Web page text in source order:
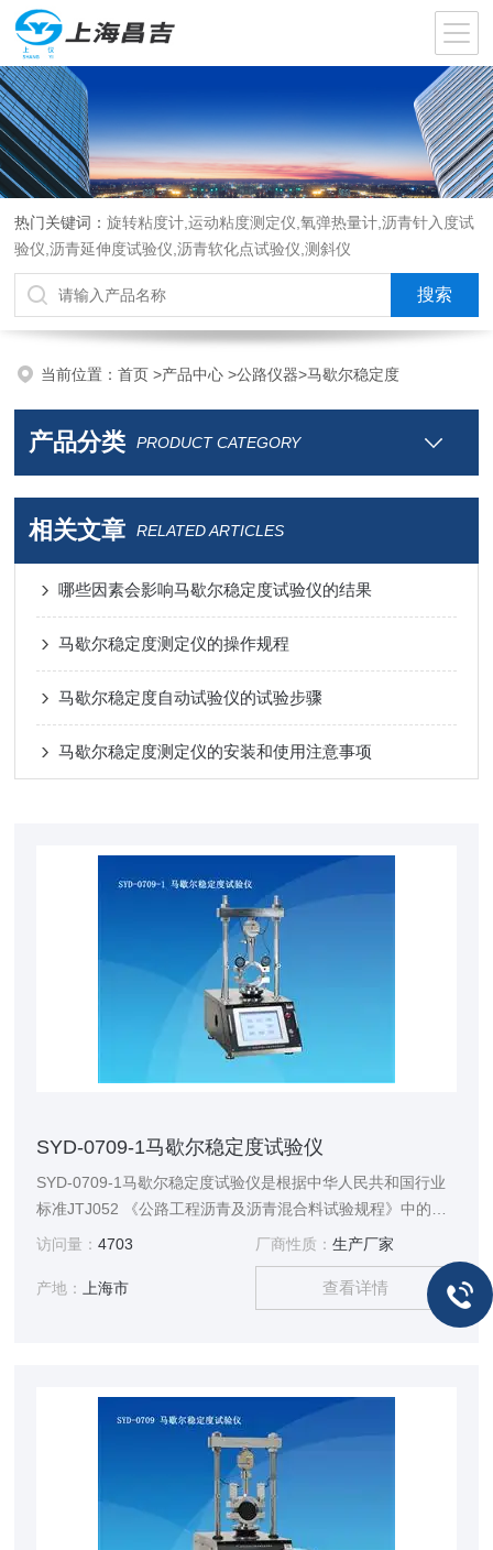
热门关键词：旋转粘度计,运动粘度测定仪,氧弹热量计,沥青针入度试
验仪,沥青延伸度试验仪,沥青软化点试验仪,测斜仪
当前位置：首页>产品中心>公路仪器>马歇尔稳定度
产品分类 PRODUCT CATEGORY
相关文章 RELATED ARTICLES
哪些因素会影响马歇尔稳定度试验仪的结果
马歇尔稳定度测定仪的操作规程
马歇尔稳定度自动试验仪的试验步骤
马歇尔稳定度测定仪的安装和使用注意事项
SYD-0709-1马歇尔稳定度试验仪
SYD-0709-1马歇尔稳定度试验仪是根据中华人民共和国行业
标准JTJ052 《公路工程沥青及沥青混合料试验规程》中的
T0709《沥青混合料马歇尔稳定度试验》规定的要求设计制造
的，适用于沥青混合料的马歇尔稳定度试验，能够准确地判断
沥青混合料的破坏点，以进行沥青混合料的配合比设计或沥青
访问量：4703 厂商性质： 生产厂家
产地： 上海市 查看详情